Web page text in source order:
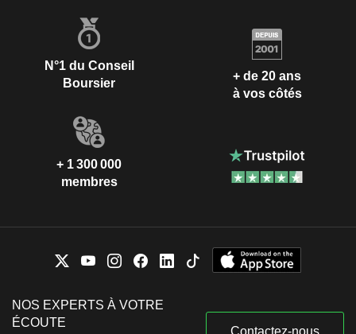
N°1 du Conseil
Boursier
+ de 20 ans
à vos côtés
+ 1 300 000
membres
NOS EXPERTS À VOTRE
ÉCOUTE